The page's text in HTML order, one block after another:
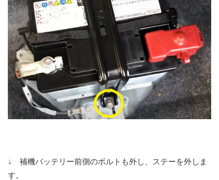
↓ 補機バッテリー前側のボルトも外し、ステーを外しま
す。